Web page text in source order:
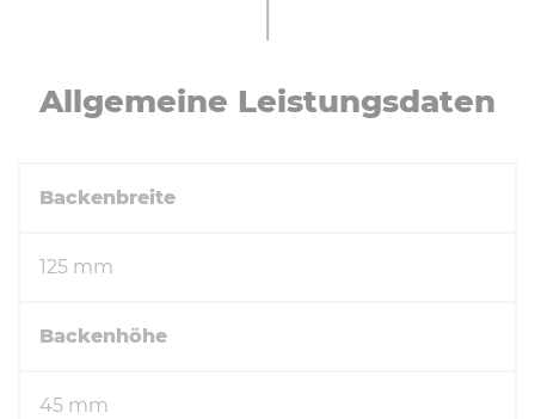
All­ge­mei­ne Leis­tungs­da­ten
Backenbreite
125 mm
Backenhöhe
45 mm